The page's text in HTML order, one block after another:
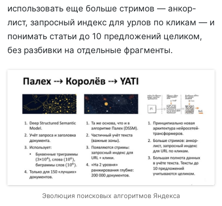
использовать еще больше стримов — анкор-
лист, запросный индекс для урлов по кликам — и
понимать статьи до 10 предложений целиком,
без разбивки на отдельные фрагменты.
Эволюция поисковых алгоритмов Яндекса